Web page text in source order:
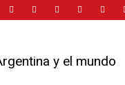
y el mundo